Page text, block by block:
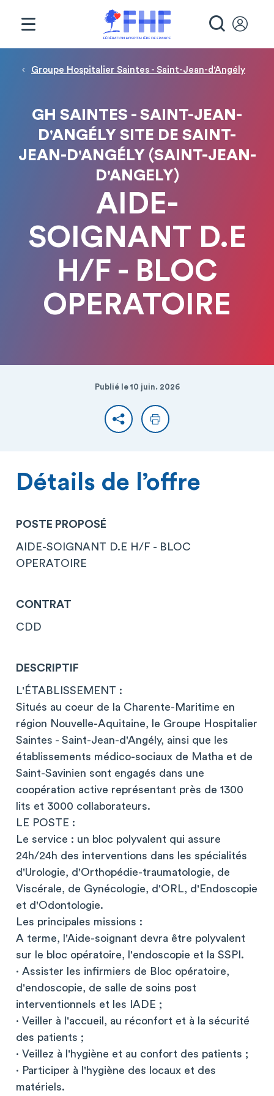
Fil d'Ariane
Groupe Hospitalier Saintes - Saint-Jean-d'Angély
GH SAINTES - SAINT-JEAN-
D'ANGÉLY SITE DE SAINT-
JEAN-D'ANGÉLY (SAINT-JEAN-
D'ANGELY)
AIDE-
SOIGNANT D.E
H/F - BLOC
OPERATOIRE
Publié le 10 juin. 2026
PartagerImprimer
Détails de l’offre
POSTE PROPOSÉ
AIDE-SOIGNANT D.E H/F - BLOC
OPERATOIRE
CONTRAT
CDD
DESCRIPTIF
L'ÉTABLISSEMENT :
Situés au coeur de la Charente-Maritime en
région Nouvelle-Aquitaine, le Groupe Hospitalier
Saintes - Saint-Jean-d'Angély, ainsi que les
établissements médico-sociaux de Matha et de
Saint-Savinien sont engagés dans une
coopération active représentant près de 1300
lits et 3000 collaborateurs.
LE POSTE :
Le service : un bloc polyvalent qui assure
24h/24h des interventions dans les spécialités
d'Urologie, d'Orthopédie-traumatologie, de
Viscérale, de Gynécologie, d'ORL, d'Endoscopie
et d'Odontologie.
Les principales missions :
A terme, l'Aide-soignant devra être polyvalent
sur le bloc opératoire, l'endoscopie et la SSPI.
· Assister les infirmiers de Bloc opératoire,
d'endoscopie, de salle de soins post
interventionnels et les IADE ;
· Veiller à l'accueil, au réconfort et à la sécurité
des patients ;
· Veillez à l'hygiène et au confort des patients ;
· Participer à l'hygiène des locaux et des
matériels.
Panneau de gestion des cookies